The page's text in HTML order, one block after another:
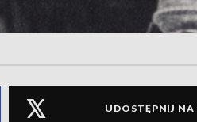
UDOSTĘPNIJ NA